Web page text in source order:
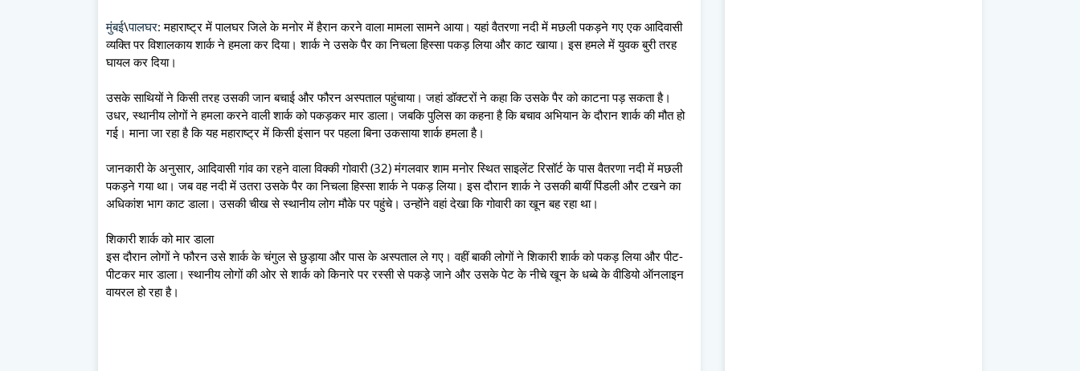
मुंबई\पालघर: महाराष्ट्र में पालघर जिले के मनोर में हैरान करने वाला मामला सामने आया। यहां वैतरणा नदी में मछली पकड़ने गए एक आदिवासी
व्यक्ति पर विशालकाय शार्क ने हमला कर दिया। शार्क ने उसके पैर का निचला हिस्सा पकड़ लिया और काट खाया। इस हमले में युवक बुरी तरह
घायल कर दिया।
उसके साथियों ने किसी तरह उसकी जान बचाई और फौरन अस्पताल पहुंचाया। जहां डॉक्टरों ने कहा कि उसके पैर को काटना पड़ सकता है।
उधर, स्थानीय लोगों ने हमला करने वाली शार्क को पकड़कर मार डाला। जबकि पुलिस का कहना है कि बचाव अभियान के दौरान शार्क की मौत हो
गई। माना जा रहा है कि यह महाराष्ट्र में किसी इंसान पर पहला बिना उकसाया शार्क हमला है।
जानकारी के अनुसार, आदिवासी गांव का रहने वाला विक्की गोवारी (32) मंगलवार शाम मनोर स्थित साइलेंट रिसॉर्ट के पास वैतरणा नदी में मछली
पकड़ने गया था। जब वह नदी में उतरा उसके पैर का निचला हिस्सा शार्क ने पकड़ लिया। इस दौरान शार्क ने उसकी बायीं पिंडली और टखने का
अधिकांश भाग काट डाला। उसकी चीख से स्थानीय लोग मौके पर पहुंचे। उन्होंने वहां देखा कि गोवारी का खून बह रहा था।
शिकारी शार्क को मार डाला
इस दौरान लोगों ने फौरन उसे शार्क के चंगुल से छुड़ाया और पास के अस्पताल ले गए। वहीं बाकी लोगों ने शिकारी शार्क को पकड़ लिया और पीट-
पीटकर मार डाला। स्थानीय लोगों की ओर से शार्क को किनारे पर रस्सी से पकड़े जाने और उसके पेट के नीचे खून के धब्बे के वीडियो ऑनलाइन
वायरल हो रहा है।